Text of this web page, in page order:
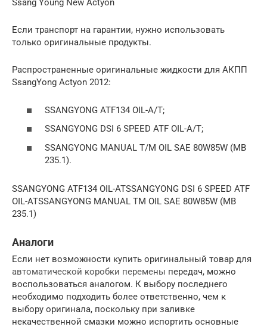
Ssang Young New Actyon
Если транспорт на гарантии, нужно использовать
только оригинальные продукты.
Распространенные оригинальные жидкости для АКПП
SsangYong Actyon 2012:
SSANGYONG ATF134 OIL-A/T;
SSANGYONG DSI 6 SPEED ATF OIL-A/T;
SSANGYONG MANUAL T/M OIL SAE 80W85W (MB
235.1).
SSANGYONG ATF134 OIL-ATSSANGYONG DSI 6 SPEED ATF
OIL-ATSSANGYONG MANUAL TM OIL SAE 80W85W (MB
235.1)
Аналоги
Если нет возможности купить оригинальный товар для
автоматической коробки перемены передач, можно
воспользоваться аналогом. К выбору последнего
необходимо подходить более ответственно, чем к
выбору оригинала, поскольку при заливке
некачественной смазки можно испортить основные